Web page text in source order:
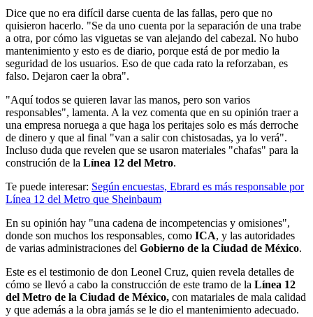
Dice que no era difícil darse cuenta de las fallas, pero que no
quisieron hacerlo. "Se da uno cuenta por la separación de una trabe
a otra, por cómo las viguetas se van alejando del cabezal. No hubo
mantenimiento y esto es de diario, porque está de por medio la
seguridad de los usuarios. Eso de que cada rato la reforzaban, es
falso. Dejaron caer la obra".
"Aquí todos se quieren lavar las manos, pero son varios
responsables", lamenta. A la vez comenta que en su opinión traer a
una empresa noruega a que haga los peritajes solo es más derroche
de dinero y que al final "van a salir con chistosadas, ya lo verá".
Incluso duda que revelen que se usaron materiales "chafas" para la
construción de la Línea 12 del Metro.
Te puede interesar: Según encuestas, Ebrard es más responsable por
Línea 12 del Metro que Sheinbaum
En su opinión hay "una cadena de incompetencias y omisiones",
donde son muchos los responsables, como ICA, y las autoridades
de varias administraciones del Gobierno de la Ciudad de México.
Este es el testimonio de don Leonel Cruz, quien revela detalles de
cómo se llevó a cabo la construcción de este tramo de la Línea 12
del Metro de la Ciudad de México, con matariales de mala calidad
y que además a la obra jamás se le dio el mantenimiento adecuado.